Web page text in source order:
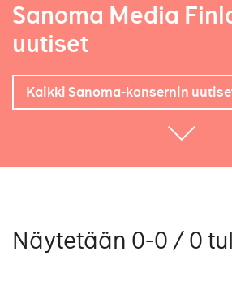
Sanoma Media
uutiset
Kaikki Sanoma-konsernin
Näytetään 0-0 / 0